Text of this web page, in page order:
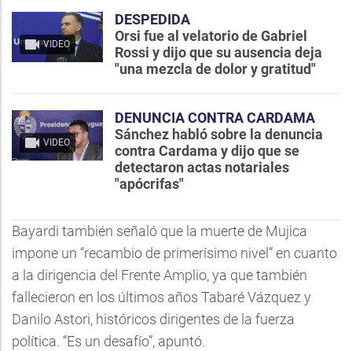
VIDEO
DESPEDIDA
Orsi fue al velatorio de Gabriel
Rossi y dijo que su ausencia deja
"una mezcla de dolor y gratitud"
VIDEO
DENUNCIA CONTRA CARDAMA
Sánchez habló sobre la denuncia
contra Cardama y dijo que se
detectaron actas notariales
"apócrifas"
Bayardi también señaló que la muerte de Mujica
impone un “recambio de primerísimo nivel” en cuanto
a la dirigencia del Frente Amplio, ya que también
fallecieron en los últimos años Tabaré Vázquez y
Danilo Astori, históricos dirigentes de la fuerza
política. “Es un desafío”, apuntó.